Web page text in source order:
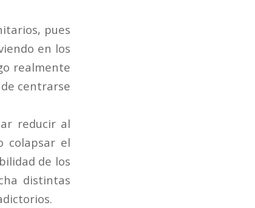
pues
en los
realmente
centrarse
reducir al
colapsar el
de los
distintas